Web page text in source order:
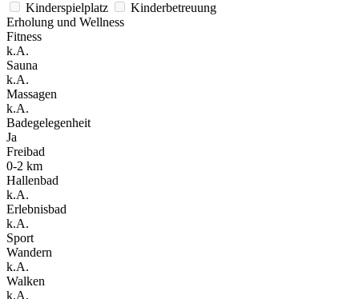
Kinderspielplatz
Kinderbetreuung
Erholung und Wellness
Fitness
k.A.
Sauna
k.A.
Massagen
k.A.
Badegelegenheit
Ja
Freibad
0-2 km
Hallenbad
k.A.
Erlebnisbad
k.A.
Sport
Wandern
k.A.
Walken
k.A.